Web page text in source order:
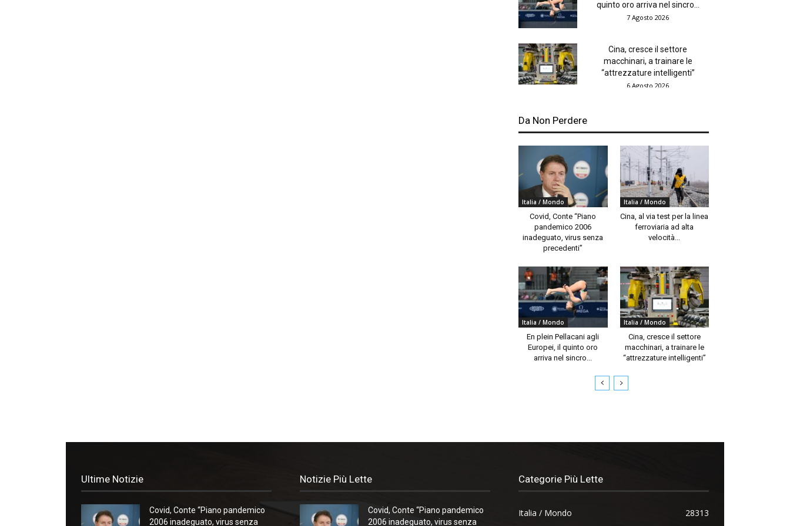
quinto oro arriva nel sincro...
7 Agosto 2026
Cina, cresce il settore
macchinari, a trainare le
“attrezzature intelligenti”
6 Agosto 2026
Da Non Perdere
Italia / Mondo
Covid, Conte “Piano
pandemico 2006
inadeguato, virus senza
precedenti”
Italia / Mondo
Cina, al via test per la linea
ferroviaria ad alta
velocità...
Italia / Mondo
En plein Pellacani agli
Europei, il quinto oro
arriva nel sincro...
Italia / Mondo
Cina, cresce il settore
macchinari, a trainare le
“attrezzature intelligenti”
Ultime Notizie
Covid, Conte “Piano pandemico
2006 inadeguato, virus senza
Notizie Più Lette
Covid, Conte “Piano pandemico
2006 inadeguato, virus senza
Categorie Più Lette
Italia / Mondo
28313